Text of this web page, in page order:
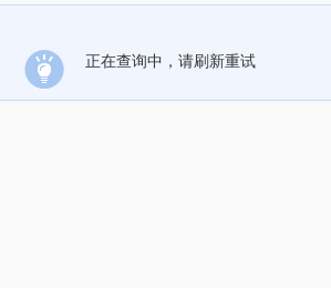
正在查询中，请刷新重试